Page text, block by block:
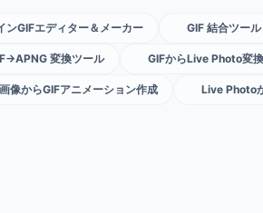
ンGIFエディター＆メーカー GIF 結合ツール
変換ツール GIFからLive Photo変換
画像からGIFアニメーション作成 Live Photo